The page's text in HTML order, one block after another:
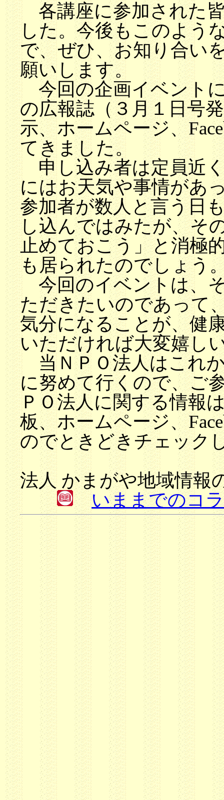
各講座に参加された
した。今後もこのよう
で、ぜひ、お知り合い
願いします。
今回の企画イベントに
の広報誌（３月１日号
示、ホームページ、
てきました。
申し込み者は定員近
にはお天気や事情があ
参加者が数人と言う日
し込んではみたが、そ
止めておこう」と消極
も居られたのでしょう
今回のイベントは、
ただきたいのであって
気分になることが、健
いただければ大変嬉し
当ＮＰＯ法人はこれか
に努めて行くので、ご
ＰＯ法人に関する情報
板、ホームページ、
のでときどきチェック
Ｎ
法人 かまがや地域情報
いままでのコ